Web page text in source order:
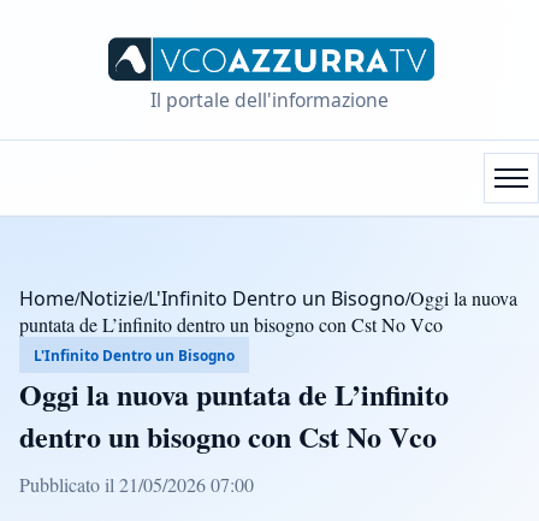
Il portale dell'informazione
Home/Notizie/L'Infinito Dentro un Bisogno/Oggi la nuova
puntata de L’infinito dentro un bisogno con Cst No Vco
L'Infinito Dentro un Bisogno
Oggi la nuova puntata de L’infinito
dentro un bisogno con Cst No Vco
Pubblicato il 21/05/2026 07:00